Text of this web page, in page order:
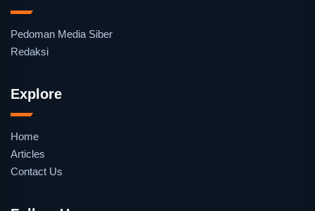
Pedoman Media Siber
Redaksi
Explore
Home
Articles
Contact Us